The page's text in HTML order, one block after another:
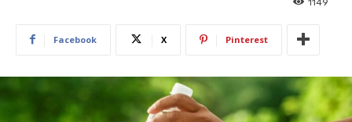
1149
Facebook X Pinterest